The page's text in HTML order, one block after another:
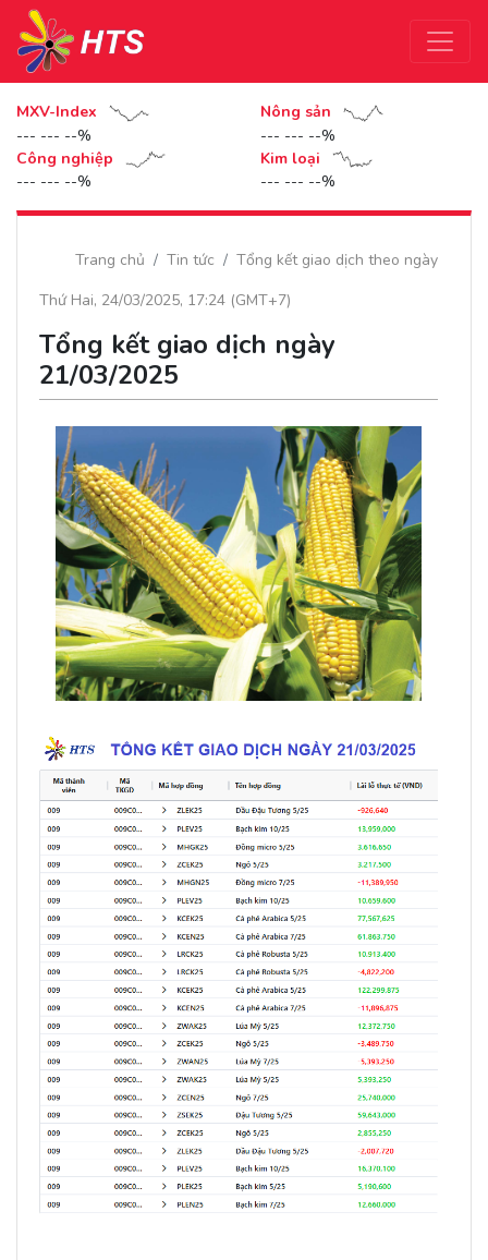
MXV-Index
--- --- --%
Nông sản
--- --- --%
Công nghiệp
--- --- --%
Kim loại
--- --- --%
Trang chủ Tin tức
Tổng kết giao dịch theo ngày
Thứ Hai, 24/03/2025, 17:24 (GMT+7)
Tổng kết giao dịch ngày
21/03/2025